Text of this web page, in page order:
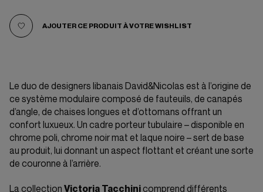
AJOUTER CE PRODUIT À VOTRE WISHLIST
Le duo de designers libanais David&Nicolas est à l’origine de
ce système modulaire composé de fauteuils, de canapés
d’angle, de chaises longues et d’ottomans offrant un
confort luxueux. Un cadre porteur tubulaire – disponible en
chrome poli, chrome noir mat et laque noire – sert de base
au produit, lui donnant un aspect flottant et créant une sorte
de couronne à l’arrière.
La collection Victoria Tacchinicomprend différents